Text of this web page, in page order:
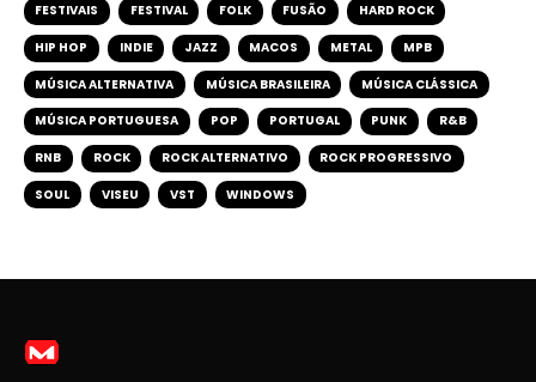
FESTIVAIS FESTIVAL FOLK FUSÃO HARD ROCK
HIP HOP INDIE JAZZ MACOS METAL MPB
MÚSICA ALTERNATIVA MÚSICA BRASILEIRA MÚSICA CLÁSSICA
MÚSICA PORTUGUESA POP PORTUGAL PUNK R&B
RNB ROCK ROCK ALTERNATIVO ROCK PROGRESSIVO
SOUL VISEU VST WINDOWS